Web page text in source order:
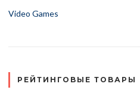
Video Games
РЕЙТИНГОВЫЕ ТОВАРЫ